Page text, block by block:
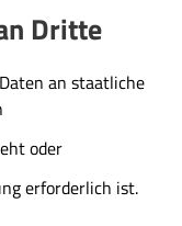
Dritte
an staatliche
oder
erforderlich ist.